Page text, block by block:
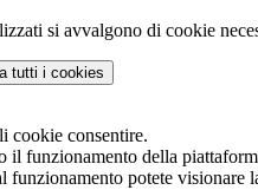
si avvalgono di cookie
tutti i cookies
cookie consentire.
il funzionamento della
funzionamento potete visionare